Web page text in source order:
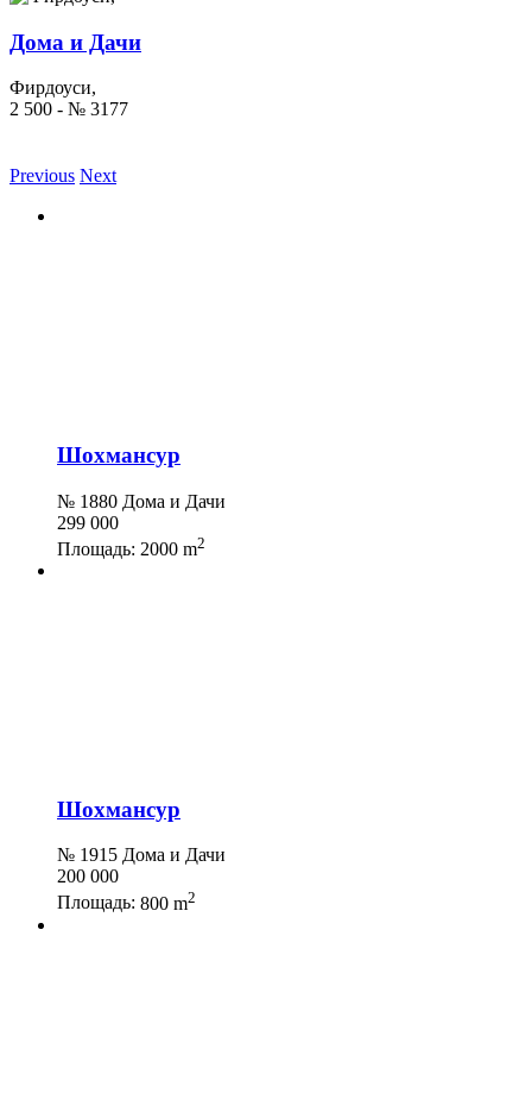
Дома и Дачи
Фирдоуси,
2 500 - № 3177
Previous Next
Шохмансур
№ 1880 Дома и Дачи
299 000
Площадь: 2000 m2
Шохмансур
№ 1915 Дома и Дачи
200 000
Площадь: 800 m2